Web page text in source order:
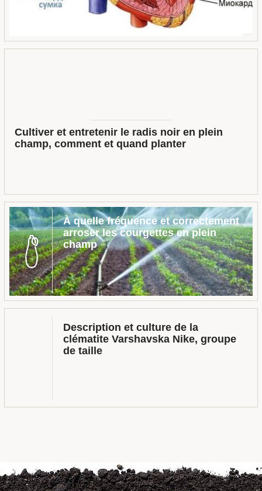
Cultiver et entretenir le radis noir en plein
champ, comment et quand planter
À quelle fréquence et correctement
arroser les courgettes en plein
champ
Description et culture de la
clématite Varshavska Nike, groupe
de taille